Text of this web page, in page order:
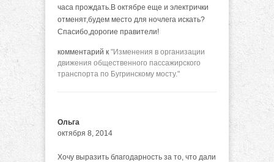
часа прождать.В октябре еще и электрички
отменят,будем место для ночлега искать?
Спасибо,дорогие правители!
комментарий к "Изменения в организации
движения общественного пассажирского
транспорта по Бугринскому мосту."
Ольга
октября 8, 2014
Хочу выразить благодарность за то, что дали